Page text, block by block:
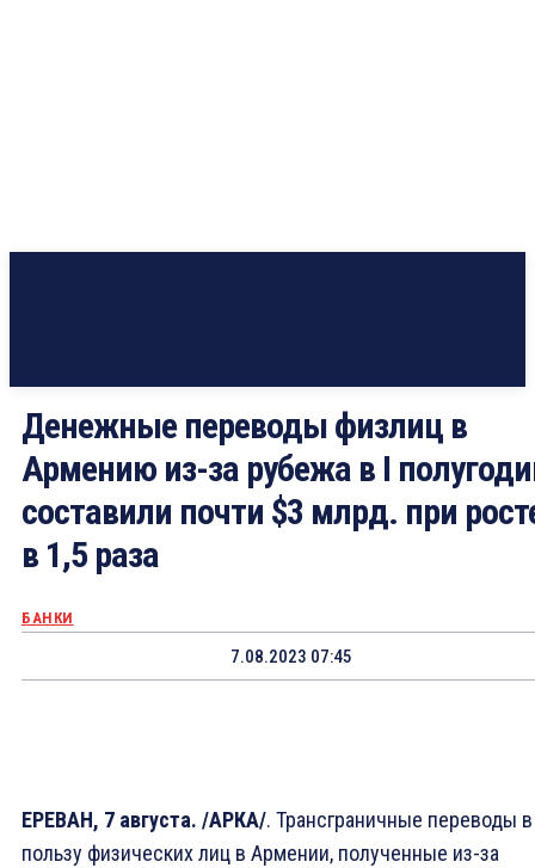
Денежные переводы физлиц в
Армению из-за рубежа в I
составили почти $3 млрд. при
в 1,5 раза
БАНКИ
7.08.2023 07:45
ЕРЕВАН, 7 августа. /АРКА/. Трансграничные переводы в
пользу физических лиц в Армении, полученные из-за